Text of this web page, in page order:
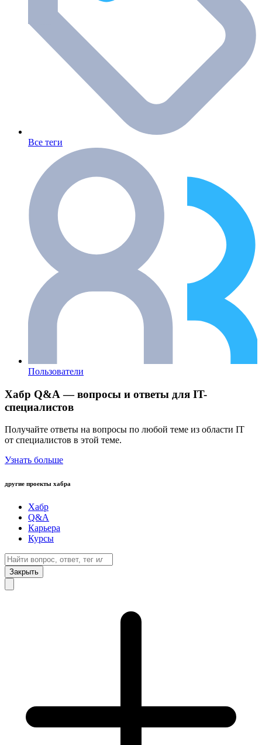
Все теги
Пользователи
Хабр Q&A — вопросы и ответы для IT-
специалистов
Получайте ответы на вопросы по любой теме из области IT
от специалистов в этой теме.
Узнать больше
другие проекты хабра
Хабр
Q&A
Карьера
Курсы
Закрыть